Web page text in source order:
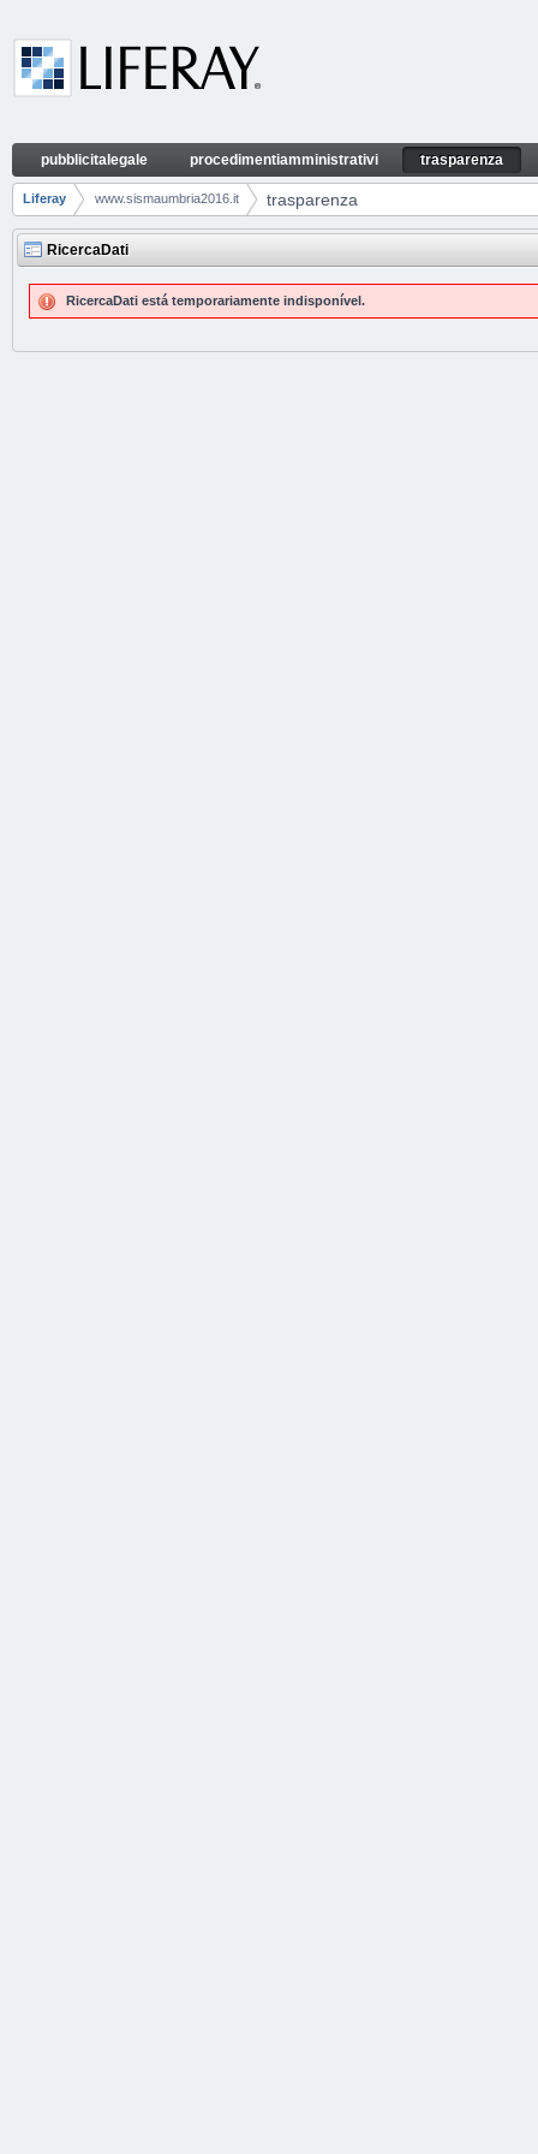
trasparenza
Navegação
pubblicitalegale procedimentiamministrativi trasparenza
Breadcrumbs
Liferay www.sismaumbria2016.it trasparenza
RicercaDati
RicercaDati está temporariamente indisponível.